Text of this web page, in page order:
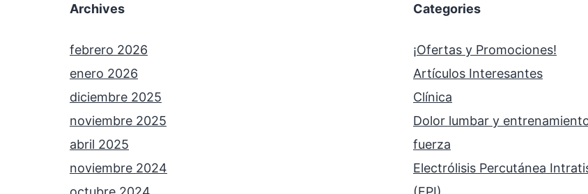
Archives
febrero 2026
enero 2026
diciembre 2025
noviembre 2025
abril 2025
noviembre 2024
Categories
¡Ofertas y Promociones!
Artículos Interesantes
Clínica
Dolor lumbar y
fuerza
Electrólisis Percutánea